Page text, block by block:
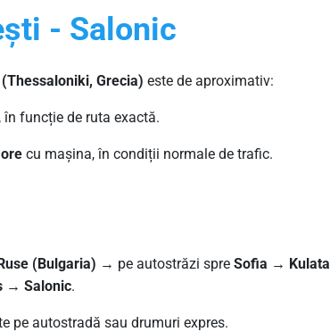
- Salonic
Grecia) este de aproximativ:
, în funcție de ruta exactă.
cu mașina, în condiții normale de trafic.
(Bulgaria) → pe autostrăzi spre Sofia → Kulata
→ Salonic.
pe autostradă sau drumuri expres.